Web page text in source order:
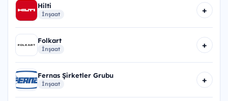
Hilti
İnşaat +
Folkart
İnşaat +
Fernas Şirketler Grubu
İnşaat +